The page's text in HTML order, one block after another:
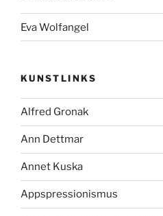
Eva Wolfangel
KUNSTLINKS
Alfred Gronak
Ann Dettmar
Annet Kuska
Appspressionismus